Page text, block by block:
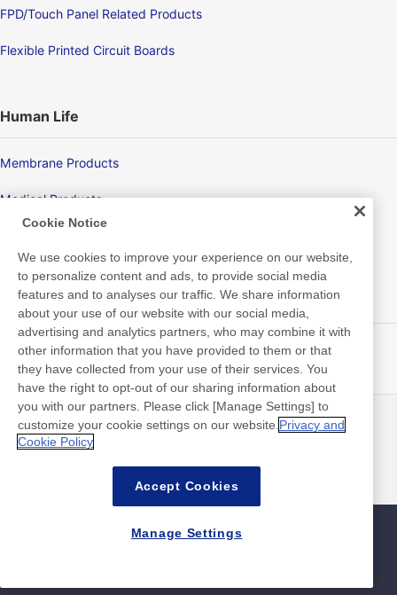
FPD/Touch Panel Related Products
Flexible Printed Circuit Boards
Human Life
Membrane Products
Medical Products
New Products/Technologies
Flex Sensing
Electric Debonding Tape
最新消息
聯絡方式
常見問答集
網站政策
Cookie Notice
We use cookies to improve your experience on our website,
to personalize content and ads, to provide social media
features and to analyses our traffic. We share information
about your use of our website with our social media,
advertising and analytics partners, who may combine it with
other information that you have provided to them or that
they have collected from your use of their services. You
have the right to opt-out of our sharing information about
you with our partners. Please click [Manage Settings] to
customize your cookie settings on our website. Privacy and
Cookie Policy
Accept Cookies
Manage Settings